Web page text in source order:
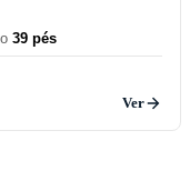
39 pés
Ver